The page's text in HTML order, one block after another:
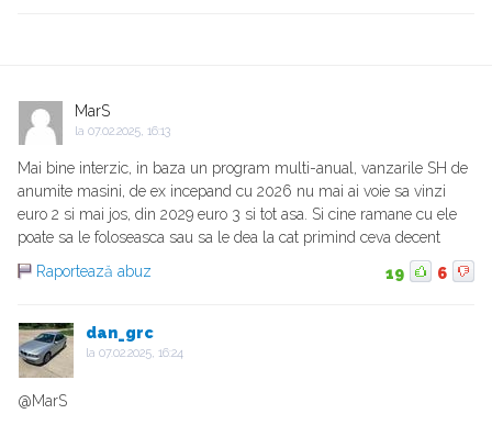
MarS
la 07.02.2025, 16:13
Mai bine interzic, in baza un program multi-anual, vanzarile SH de
anumite masini, de ex incepand cu 2026 nu mai ai voie sa vinzi
euro 2 si mai jos, din 2029 euro 3 si tot asa. Si cine ramane cu ele
poate sa le foloseasca sau sa le dea la cat primind ceva decent
Raportează abuz
19 6
dan_grc
la 07.02.2025, 16:24
@MarS